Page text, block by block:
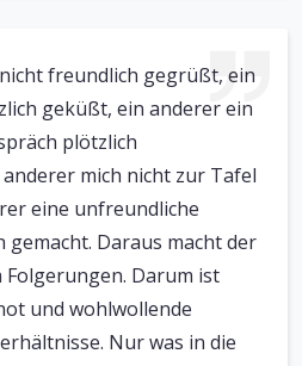
freundlich gegrüßt, ein
geküßt, ein anderer ein
plötzlich
mich nicht zur Tafel
eine unfreundliche
gemacht. Daraus macht der
Darum ist
und wohlwollende
Nur was in die